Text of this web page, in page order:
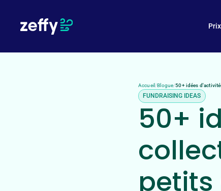
Accueil /Blogue/50+ idées
FUNDRAISING IDEAS
50+
petits